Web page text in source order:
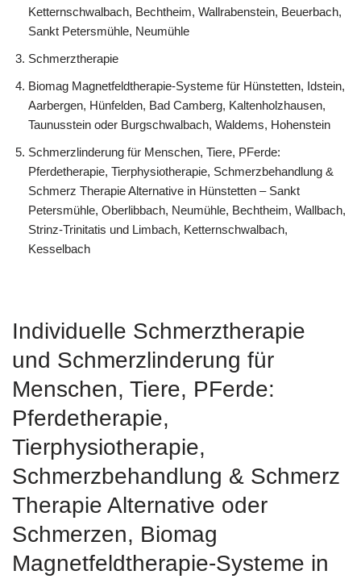
Ketternschwalbach, Bechtheim, Wallrabenstein, Beuerbach,
Sankt Petersmühle, Neumühle
Schmerztherapie
Biomag Magnetfeldtherapie-Systeme für Hünstetten, Idstein,
Aarbergen, Hünfelden, Bad Camberg, Kaltenholzhausen,
Taunusstein oder Burgschwalbach, Waldems, Hohenstein
Schmerzlinderung für Menschen, Tiere, PFerde:
Pferdetherapie, Tierphysiotherapie, Schmerzbehandlung &
Schmerz Therapie Alternative in Hünstetten – Sankt
Petersmühle, Oberlibbach, Neumühle, Bechtheim, Wallbach,
Strinz-Trinitatis und Limbach, Ketternschwalbach,
Kesselbach
Individuelle Schmerztherapie
und Schmerzlinderung für
Menschen, Tiere, PFerde:
Pferdetherapie,
Tierphysiotherapie,
Schmerzbehandlung & Schmerz
Therapie Alternative oder
Schmerzen, Biomag
Magnetfeldtherapie-Systeme in